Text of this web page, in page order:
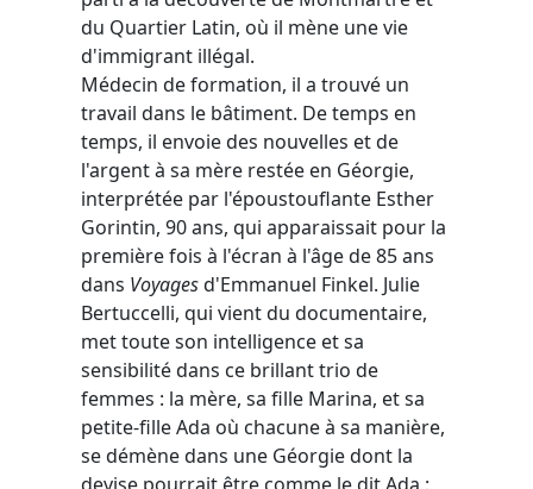
du Quartier Latin, où il mène une vie
d'immigrant illégal.
Médecin de formation, il a trouvé un
travail dans le bâtiment. De temps en
temps, il envoie des nouvelles et de
l'argent à sa mère restée en Géorgie,
interprétée par l'époustouflante Esther
Gorintin, 90 ans, qui apparaissait pour la
première fois à l'écran à l'âge de 85 ans
dans Voyagesd'Emmanuel Finkel. Julie
Bertuccelli, qui vient du documentaire,
met toute son intelligence et sa
sensibilité dans ce brillant trio de
femmes : la mère, sa fille Marina, et sa
petite-fille Ada où chacune à sa manière,
se démène dans une Géorgie dont la